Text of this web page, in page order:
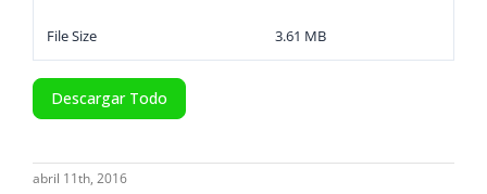
File Size 3.61 MB
Descargar Todo
abril 11th, 2016